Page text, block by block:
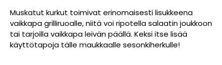
Muskatut kurkut toimivat erinomaisesti lisukkeena
vaikkapa grilliruoalle, niitä voi ripotella salaatin joukkoon
tai tarjoilla vaikkapa leivän päällä. Keksi itse lisää
käyttötapoja tälle maukkaalle sesonkiherkulle!